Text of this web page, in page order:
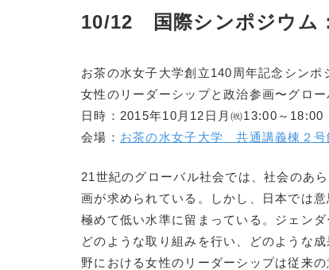
10/12 国際シンポジウム
お茶の水女子大学創立140周年記念シンポ
女性のリーダーシップと政治参画〜グロ
日時：2015年10月12日月㈷13:00～18:00
会場： お茶の水女子大学 共通講義棟２号
21世紀のグローバル社会では、社会のあ
画が求められている。しかし、日本では
極めて低い水準に留まっている。ジェン
どのような取り組みを行い、どのような
野における女性のリーダーシップは従来